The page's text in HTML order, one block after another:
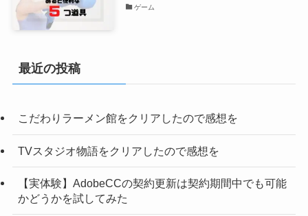
ゲーム
最近の投稿
こだわりラーメン館をクリアしたので感想を
TVスタジオ物語をクリアしたので感想を
【実体験】AdobeCCの契約更新は契約期間中でも可能
かどうかを試してみた